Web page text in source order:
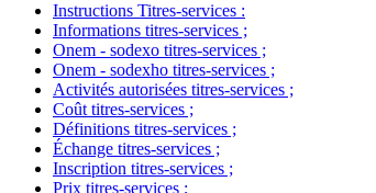
Instructions Titres-services :
Informations titres-services ;
Onem - sodexo titres-services ;
Onem - sodexho titres-services ;
Activités autorisées titres-services ;
Coût titres-services ;
Définitions titres-services ;
Échange titres-services ;
Inscription titres-services ;
Prix titres-services ;